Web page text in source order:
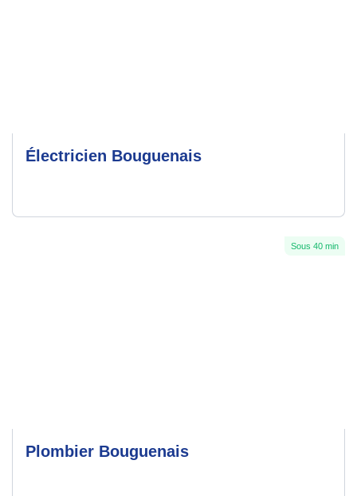
Électricien Bouguenais
Sous 40 min
Plombier Bouguenais